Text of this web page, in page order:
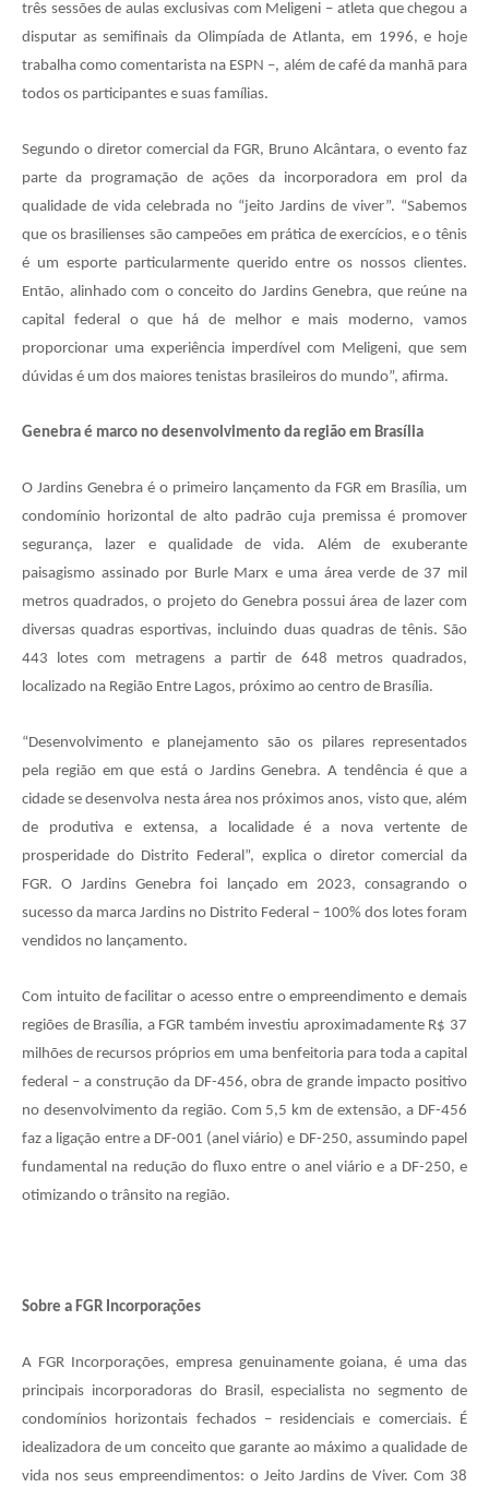
três sessões de aulas exclusivas com Meligeni – atleta que chegou a
disputar as semifinais da Olimpíada de Atlanta, em 1996, e hoje
trabalha como comentarista na ESPN –, além de café da manhã para
todos os participantes e suas famílias.
Segundo o diretor comercial da FGR, Bruno Alcântara, o evento faz
parte da programação de ações da incorporadora em prol da
qualidade de vida celebrada no “jeito Jardins de viver”. “Sabemos
que os brasilienses são campeões em prática de exercícios, e o tênis
é um esporte particularmente querido entre os nossos clientes.
Então, alinhado com o conceito do Jardins Genebra, que reúne na
capital federal o que há de melhor e mais moderno, vamos
proporcionar uma experiência imperdível com Meligeni, que sem
dúvidas é um dos maiores tenistas brasileiros do mundo”, afirma.
Genebra é marco no desenvolvimento da região em Brasília
O Jardins Genebra é o primeiro lançamento da FGR em Brasília, um
condomínio horizontal de alto padrão cuja premissa é promover
segurança, lazer e qualidade de vida. Além de exuberante
paisagismo assinado por Burle Marx e uma área verde de 37 mil
metros quadrados, o projeto do Genebra possui área de lazer com
diversas quadras esportivas, incluindo duas quadras de tênis. São
443 lotes com metragens a partir de 648 metros quadrados,
localizado na Região Entre Lagos, próximo ao centro de Brasília.
“Desenvolvimento e planejamento são os pilares representados
pela região em que está o Jardins Genebra. A tendência é que a
cidade se desenvolva nesta área nos próximos anos, visto que, além
de produtiva e extensa, a localidade é a nova vertente de
prosperidade do Distrito Federal”, explica o diretor comercial da
FGR. O Jardins Genebra foi lançado em 2023, consagrando o
sucesso da marca Jardins no Distrito Federal – 100% dos lotes foram
vendidos no lançamento.
Com intuito de facilitar o acesso entre o empreendimento e demais
regiões de Brasília, a FGR também investiu aproximadamente R$ 37
milhões de recursos próprios em uma benfeitoria para toda a capital
federal – a construção da DF-456, obra de grande impacto positivo
no desenvolvimento da região. Com 5,5 km de extensão, a DF-456
faz a ligação entre a DF-001 (anel viário) e DF-250, assumindo papel
fundamental na redução do fluxo entre o anel viário e a DF-250, e
otimizando o trânsito na região.
Sobre a FGR Incorporações
A FGR Incorporações, empresa genuinamente goiana, é uma das
principais incorporadoras do Brasil, especialista no segmento de
condomínios horizontais fechados – residenciais e comerciais. É
idealizadora de um conceito que garante ao máximo a qualidade de
vida nos seus empreendimentos: o Jeito Jardins de Viver. Com 38